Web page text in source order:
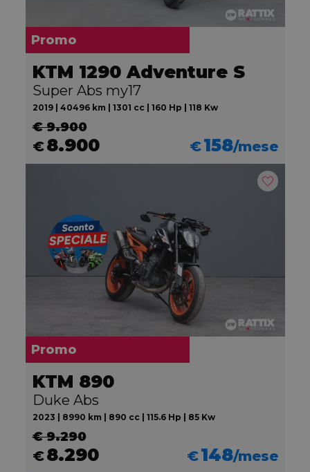
Promo
KTM 1290 Adventure S
Super Abs my17
2019 | 40496 km | 1301 cc | 160 Hp | 118 Kw
€ 9.900
€8.900 €158/mese
Promo
KTM 890
Duke Abs
2023 | 8990 km | 890 cc | 115.6 Hp | 85 Kw
€ 9.290
€8.290 €148/mese